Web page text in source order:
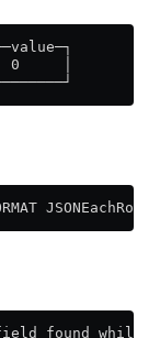
0     │
JSONEachRow {
found while